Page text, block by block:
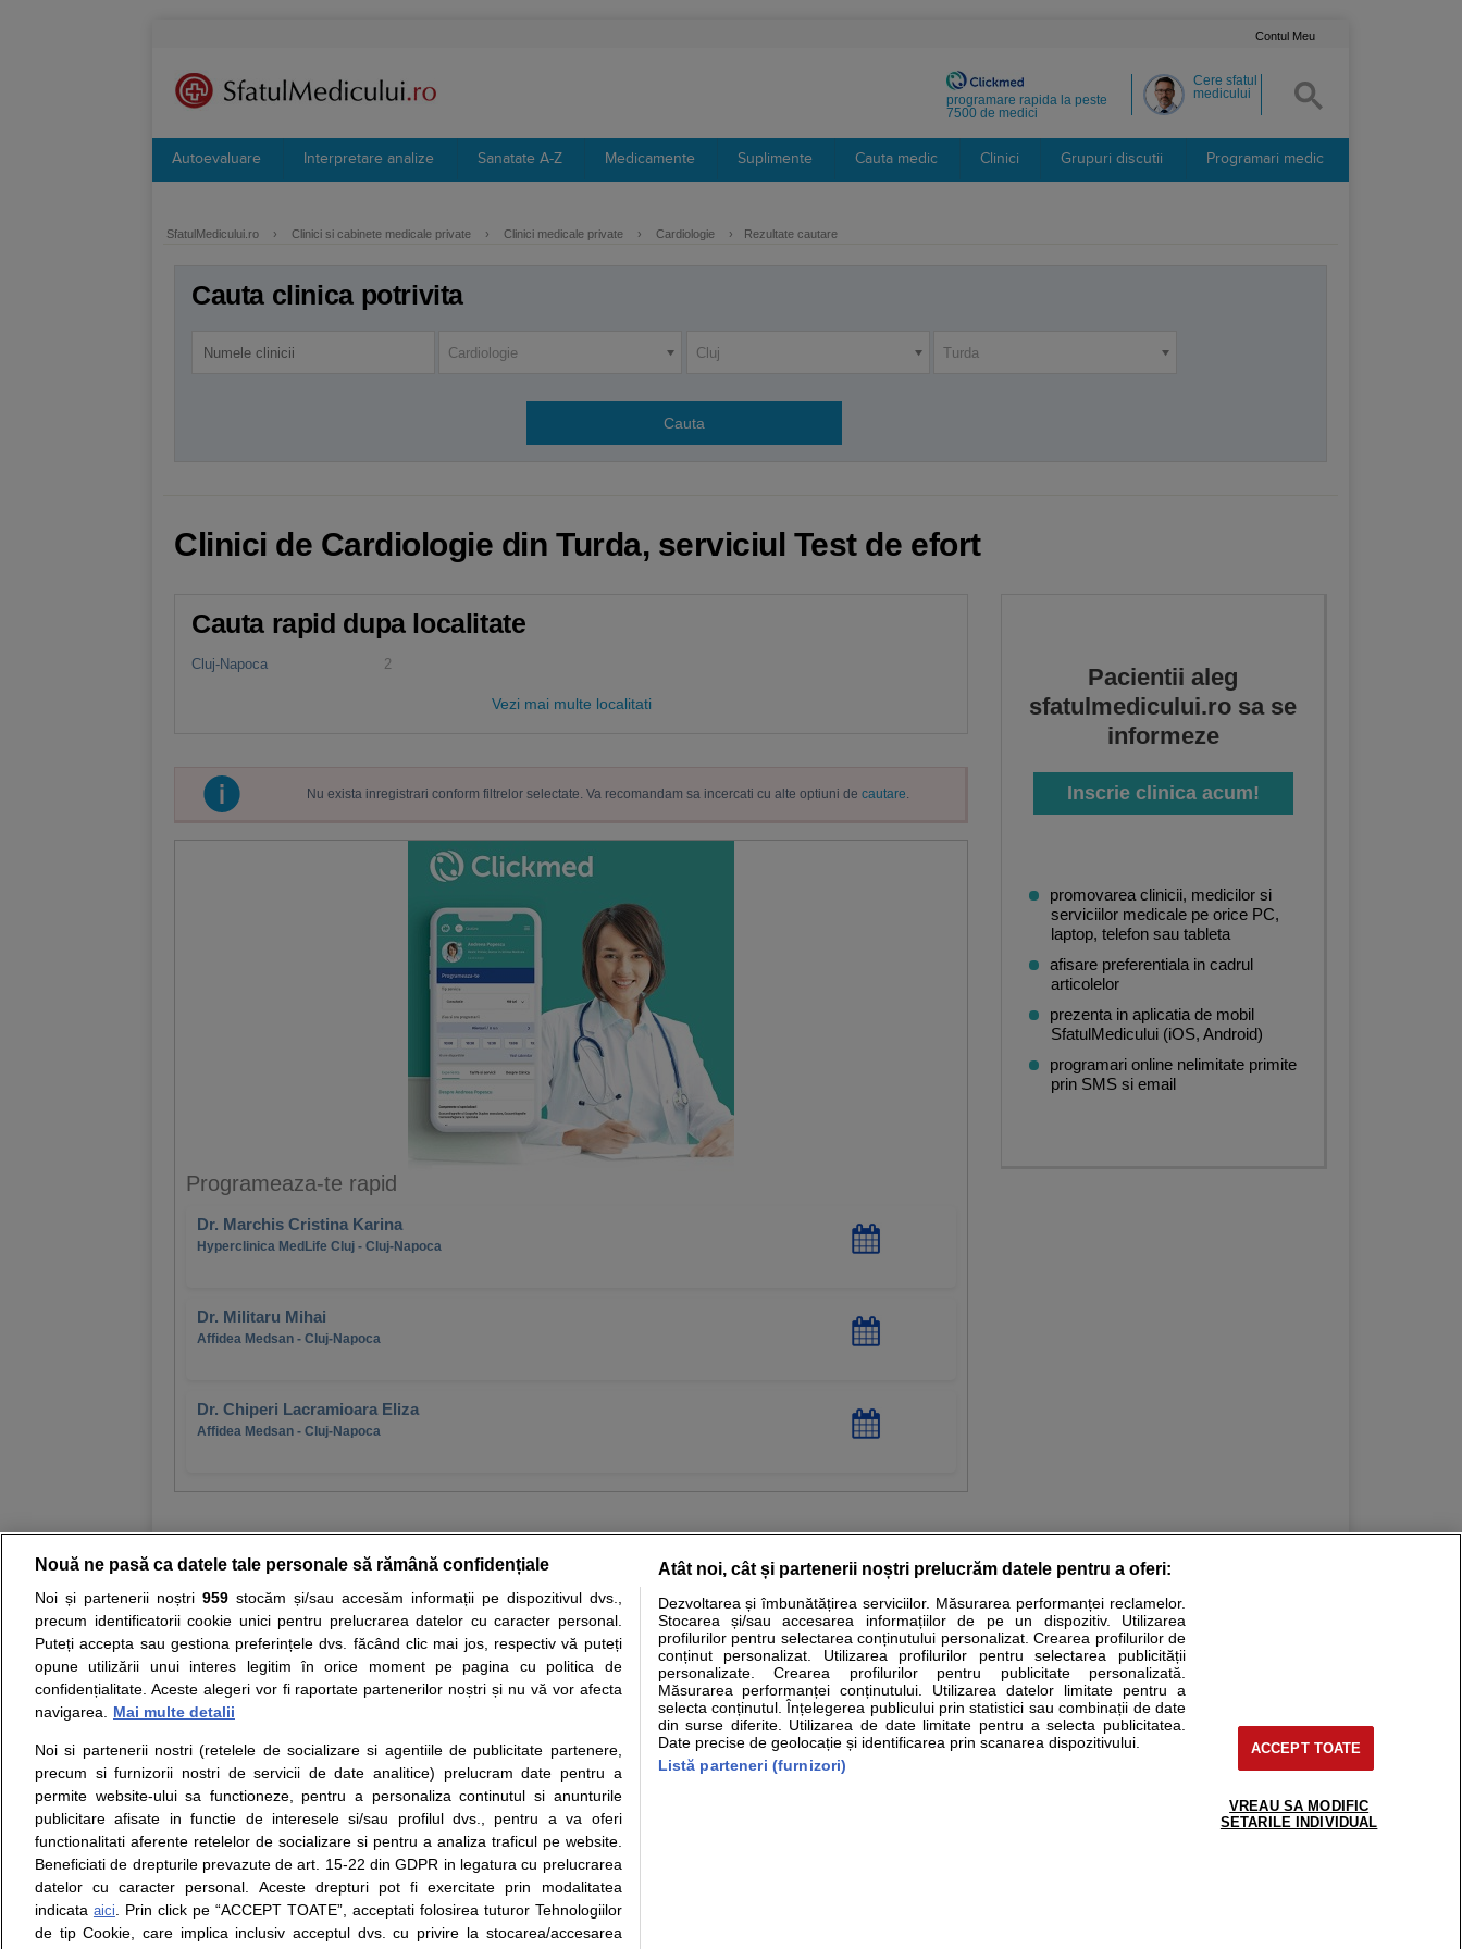
Contul Meu
Cere sfatul
medicului
programare rapida la peste
7500 de medici
Autoevaluare Interpretare analize Sanatate A-Z Medicamente Suplimente Cauta medic Clinici Grupuri discutii Programari medic
SfatulMedicului.ro › Clinici si cabinete medicale private › Clinici medicale private › Cardiologie › Rezultate cautare
Cauta clinica potrivita
Cardiologie Cluj Turda
Clinici de Cardiologie din Turda, serviciul Test de efort
Cauta rapid dupa localitate
Cluj-Napoca 2
Vezi mai multe localitati
Nu exista inregistrari conform filtrelor selectate. Va recomandam sa incercati cu alte optiuni de cautare.
Programeaza-te rapid
Dr. Marchis Cristina Karina
Hyperclinica MedLife Cluj - Cluj-Napoca
Dr. Militaru Mihai
Affidea Medsan - Cluj-Napoca
Dr. Chiperi Lacramioara Eliza
Affidea Medsan - Cluj-Napoca
Pacientii aleg
sfatulmedicului.ro sa se
informeze
Inscrie clinica acum!
promovarea clinicii, medicilor si
serviciilor medicale pe orice PC,
laptop, telefon sau tableta
afisare preferentiala in cadrul
articolelor
prezenta in aplicatia de mobil
SfatulMedicului (iOS, Android)
programari online nelimitate primite
prin SMS si email
Resurse: Autoevaluare simptome Interpretare analize Specialitati medicale Boli si afectiuni Calculatoare Stiri medicale
Opiniile avizate ale medicilor, sfaturile si orice alte informatii despre sanatate disponibile pe sfatulmedicului.ro au scop informativ si educational. Ele nu pot substitui consultul medical direct si
nici diagnosticul stabilit in urma investigatiilor si analizelor medicale. Va sfatuim, ca pe langa informatia primita pe sfatulmedicului.ro sa consultati fie medicul Dvs., fie unul dintre medicii pe care
ii punem la dispozitie pentru programare in sistemul de programari la medic Clickmed.
Despre noi
Despre noi
Contact
Intrebari frecvente
Consultanti
medicali
Legal
Termeni si conditii
Politica de
confidentialitate
Politica de cookie
Modifica Setarile Cookie
Drepturile consumatorului
Protectia consumatorilor - ANPC
Solutionarea Alternativa a
Litigiilor
Info consumator: 0800.080.999
Formulare europene - CNAS
Ministerul Sanatatii - ANMDM
Parteneri
support@sfatulmedicului.ro
© Copyright © 2005 - 2026
Nouă ne pasă ca datele tale personale să rămână confidențiale
Noi și partenerii noștri 959stocăm și/sau accesăm informații pe dispozitivul dvs.,
precum identificatorii cookie unici pentru prelucrarea datelor cu caracter personal.
Puteți accepta sau gestiona preferințele dvs. făcând clic mai jos, respectiv vă puteți
opune utilizării unui interes legitim în orice moment pe pagina cu politica de
confidențialitate. Aceste alegeri vor fi raportate partenerilor noștri și nu vă vor afecta
navigarea.
Mai multe detalii
Noi si partenerii nostri (retelele de socializare si agentiile de publicitate partenere,
precum si furnizorii nostri de servicii de date analitice) prelucram date pentru a
permite website-ului sa functioneze, pentru a personaliza continutul si anunturile
publicitare afisate in functie de interesele si/sau profilul dvs., pentru a va oferi
functionalitati aferente retelelor de socializare si pentru a analiza traficul pe website.
Beneficiati de drepturile prevazute de art. 15-22 din GDPR in legatura cu prelucrarea
datelor cu caracter personal. Aceste drepturi pot fi exercitate prin modalitatea
indicata aici. Prin click pe “ACCEPT TOATE”, acceptati folosirea tuturor Tehnologiilor
de tip Cookie, care implica inclusiv acceptul dvs. cu privire la stocarea/accesarea
Atât noi, cât și partenerii noștri prelucrăm datele pentru a oferi:
Dezvoltarea și îmbunătățirea serviciilor. Măsurarea performanței reclamelor.
Stocarea și/sau accesarea informațiilor de pe un dispozitiv. Utilizarea
profilurilor pentru selectarea conținutului personalizat. Crearea profilurilor de
conținut personalizat. Utilizarea profilurilor pentru selectarea publicității
personalizate. Crearea profilurilor pentru publicitate personalizată.
Măsurarea performanței conținutului. Utilizarea datelor limitate pentru a
selecta conținutul. Înțelegerea publicului prin statistici sau combinații de date
din surse diferite. Utilizarea de date limitate pentru a selecta publicitatea.
Date precise de geolocație și identificarea prin scanarea dispozitivului.
Listă parteneri (furnizori)
ACCEPT TOATE
VREAU SA MODIFIC
SETARILE INDIVIDUAL